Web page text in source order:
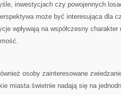
inwestycjach czy powojennych
może być interesująca dla
wpływają na współczesny
osoby zainteresowane
miasta świetnie nadają się na